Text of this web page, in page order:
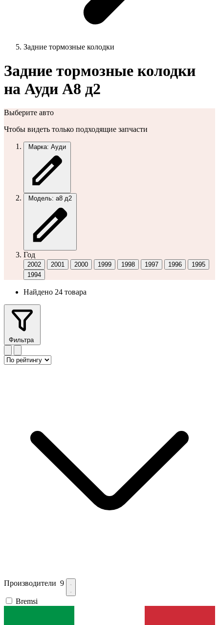
Задние тормозные колодки
Задние тормозные колодки
на Ауди А8 д2
Выберите авто
Чтобы видеть только подходящие запчасти
Марка: Ауди
Модель: а8 д2
Год
2002 2001 2000 1999 1998 1997 1996
1995
1994
Найдено 24 товара
Фильтра
Производители 9
Bremsi